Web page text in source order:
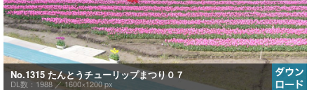
No.1315 たんとうチューリップまつり０７
DL数：1988 ／ 1600×1200 px